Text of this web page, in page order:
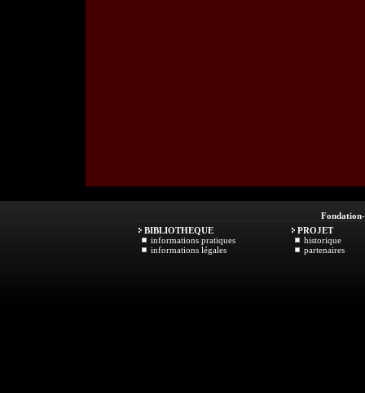
Fondation
BIBLIOTHEQUE
informations pratiques
informations légales
PROJET
historique
partenaires